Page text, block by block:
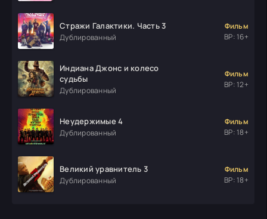
Стражи Галактики. Часть 3
Дублированный
Фильм
ВР: 16+
Индиана Джонс и колесо
судьбы
Дублированный
Фильм
ВР: 12+
Неудержимые 4
Дублированный
Фильм
ВР: 18+
Великий уравнитель 3
Дублированный
Фильм
ВР: 18+